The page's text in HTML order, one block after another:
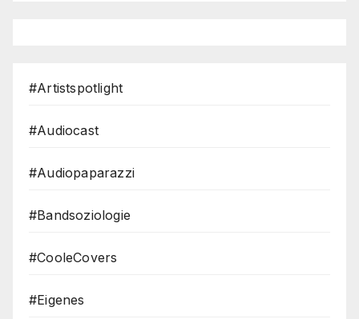
#Artistspotlight
#Audiocast
#Audiopaparazzi
#Bandsoziologie
#CooleCovers
#Eigenes